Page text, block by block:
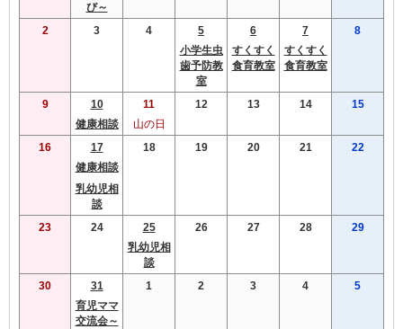
び～
2 3 4
5
小学生虫
歯予防教
室
6
すくすく
食育教室
7
すくすく
食育教室
8
9
10
健康相談
11
山の日
12 13 14 15
16
17
健康相談
乳幼児相
談
18 19 20 21 22
23 24
25
乳幼児相
談
26 27 28 29
30
31
育児ママ
交流会～
1 2 3 4 5